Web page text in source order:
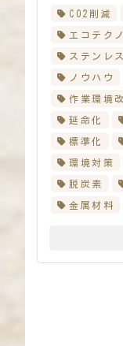
CO2削減
エコテクノ
ステンレ
ノウハウ
作業環境
延命化
標準化
環境対策
脱炭素
金属材料